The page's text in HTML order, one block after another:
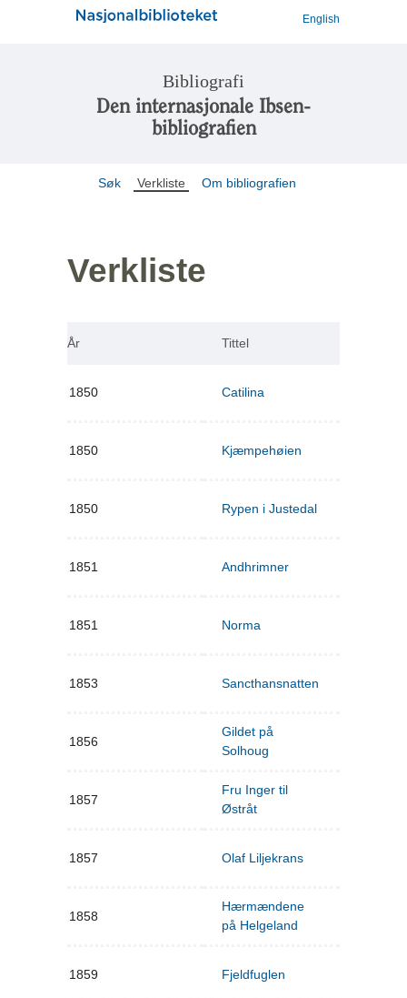
English
Bibliografi
Den internasjonale Ibsen-
bibliografien
Søk Verkliste Om bibliografien
Verkliste
År Tittel
1850 Catilina
1850 Kjæmpehøien
1850 Rypen i Justedal
1851 Andhrimner
1851 Norma
1853 Sancthansnatten
1856
Gildet på
Solhoug
1857
Fru Inger til
Østråt
1857 Olaf Liljekrans
1858
Hærmændene
på Helgeland
1859 Fjeldfuglen